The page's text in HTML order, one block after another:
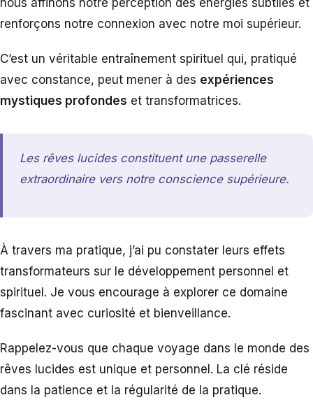
nous affinons notre perception des énergies subtiles et
renforçons notre connexion avec notre moi supérieur.
C’est un véritable entraînement spirituel qui, pratiqué
avec constance, peut mener à des expériences
mystiques profondes et transformatrices.
Les rêves lucides constituent une passerelle
extraordinaire vers notre conscience supérieure.
À travers ma pratique, j’ai pu constater leurs effets
transformateurs sur le développement personnel et
spirituel. Je vous encourage à explorer ce domaine
fascinant avec curiosité et bienveillance.
Rappelez-vous que chaque voyage dans le monde des
rêves lucides est unique et personnel. La clé réside
dans la patience et la régularité de la pratique.